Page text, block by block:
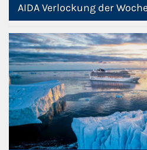
AIDA Verlockung der